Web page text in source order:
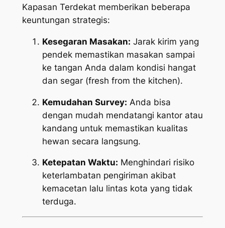
Kapasan Terdekat memberikan beberapa
keuntungan strategis:
Kesegaran Masakan: Jarak kirim yang
pendek memastikan masakan sampai
ke tangan Anda dalam kondisi hangat
dan segar (fresh from the kitchen).
Kemudahan Survey: Anda bisa
dengan mudah mendatangi kantor atau
kandang untuk memastikan kualitas
hewan secara langsung.
Ketepatan Waktu: Menghindari risiko
keterlambatan pengiriman akibat
kemacetan lalu lintas kota yang tidak
terduga.